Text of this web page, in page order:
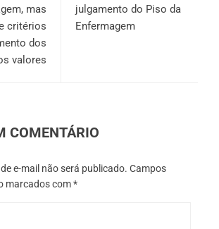
mas
critérios
dos
valores
julgamento do Piso da
Enfermagem
COMENTÁRIO
e-mail não será publicado. Campos
marcados com*